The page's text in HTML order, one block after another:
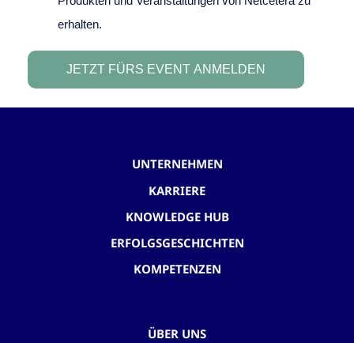
UNTERNEHMEN
KARRIERE
KNOWLEDGE HUB
ERFOLGSGESCHICHTEN
KOMPETENZEN
ÜBER UNS